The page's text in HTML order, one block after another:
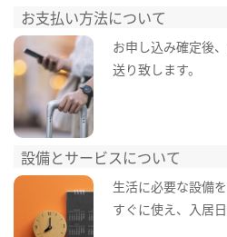
お支払い方法について
お申し込み確定後
送り致します。
設備とサービスについて
生活に必要な設備
すぐに使え、入居